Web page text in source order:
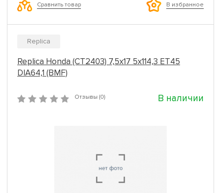
Сравнить товар В избранное
Replica
Replica Honda (CT2403) 7,5x17 5x114,3 ET45
DIA64,1 (BMF)
Отзывы (0) В наличии